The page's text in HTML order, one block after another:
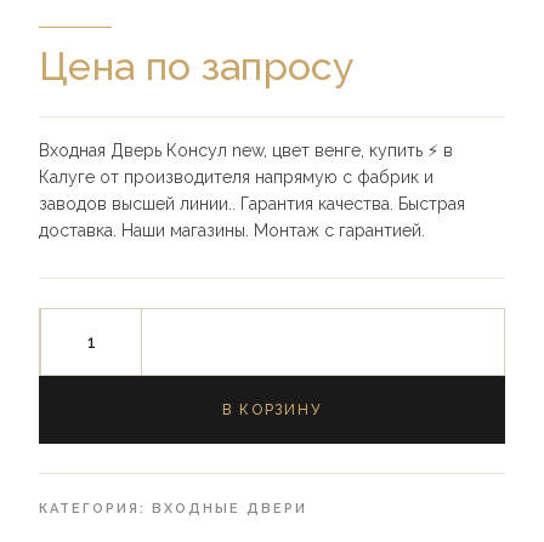
Цена по запросу
Входная Дверь Консул new, цвет венге, купить ⚡️ в
Калуге от производителя напрямую с фабрик и
заводов высшей линии.. Гарантия качества. Быстрая
доставка. Наши магазины. Монтаж с гарантией.
В КОРЗИНУ
КАТЕГОРИЯ: ВХОДНЫЕ ДВЕРИ